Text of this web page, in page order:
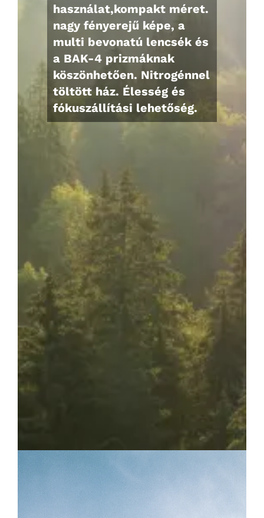
használat,kompakt méret.
nagy fényerejű képe, a
multi bevonatú lencsék és
a BAK-4 prizmáknak
köszönhetően. Nitrogénnel
töltött ház. Élesség és
fókuszállítási lehetőség.